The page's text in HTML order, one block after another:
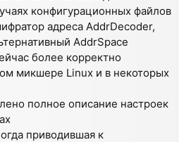
конфигурационных файлов
адреса AddrDecoder,
AddrSpace
более корректно
микшере Linux и в некоторых
полное описание настроек
приводившая к